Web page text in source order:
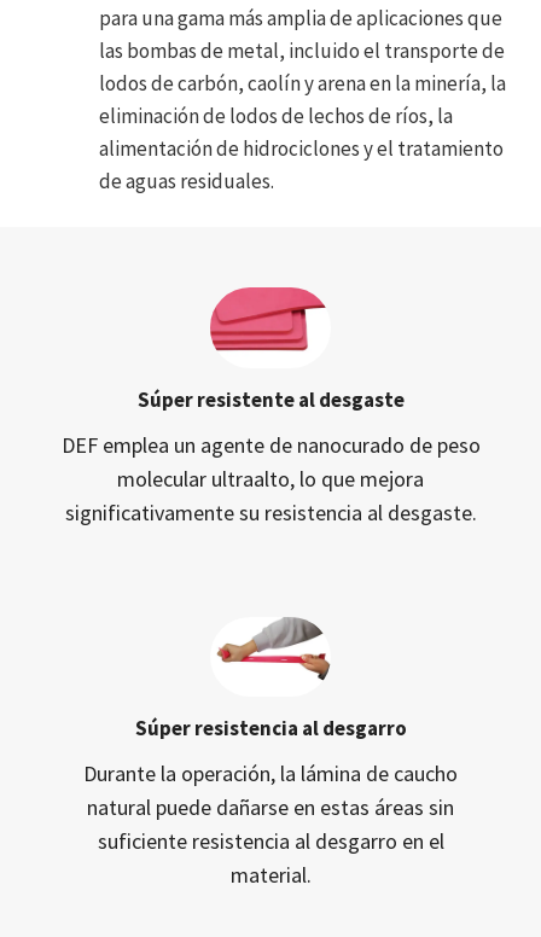
para una gama más amplia de aplicaciones que
las bombas de metal, incluido el transporte de
lodos de carbón, caolín y arena en la minería, la
eliminación de lodos de lechos de ríos, la
alimentación de hidrociclones y el tratamiento
de aguas residuales.
Súper resistente al desgaste
DEF emplea un agente de nanocurado de peso
molecular ultraalto, lo que mejora
significativamente su resistencia al desgaste.
Súper resistencia al desgarro
Durante la operación, la lámina de caucho
natural puede dañarse en estas áreas sin
suficiente resistencia al desgarro en el
material.